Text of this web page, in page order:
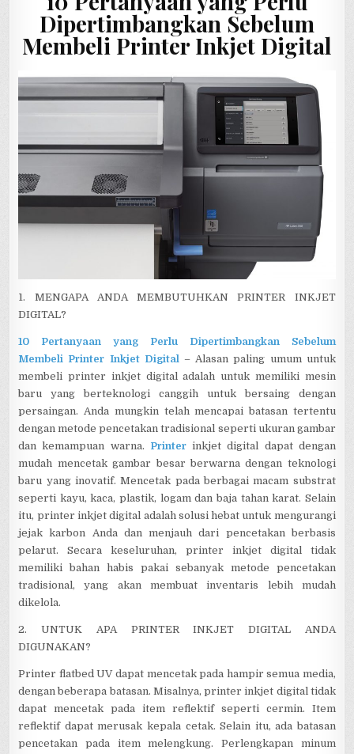
Dipertimbangkan Sebelum
Membeli Printer Inkjet Digital
1. MENGAPA ANDA MEMBUTUHKAN PRINTER INKJET
DIGITAL?
10 Pertanyaan yang Perlu Dipertimbangkan Sebelum
Membeli Printer Inkjet Digital– Alasan paling umum untuk
membeli printer inkjet digital adalah untuk memiliki mesin
baru yang berteknologi canggih untuk bersaing dengan
persaingan. Anda mungkin telah mencapai batasan tertentu
dengan metode pencetakan tradisional seperti ukuran gambar
dan kemampuan warna. Printer inkjet digital dapat dengan
mudah mencetak gambar besar berwarna dengan teknologi
baru yang inovatif. Mencetak pada berbagai macam substrat
seperti kayu, kaca, plastik, logam dan baja tahan karat. Selain
itu, printer inkjet digital adalah solusi hebat untuk mengurangi
jejak karbon Anda dan menjauh dari pencetakan berbasis
pelarut. Secara keseluruhan, printer inkjet digital tidak
memiliki bahan habis pakai sebanyak metode pencetakan
tradisional, yang akan membuat inventaris lebih mudah
dikelola.
2. UNTUK APA PRINTER INKJET DIGITAL ANDA
DIGUNAKAN?
Printer flatbed UV dapat mencetak pada hampir semua media,
dengan beberapa batasan. Misalnya, printer inkjet digital tidak
dapat mencetak pada item reflektif seperti cermin. Item
reflektif dapat merusak kepala cetak. Selain itu, ada batasan
pencetakan pada item melengkung. Perlengkapan minum